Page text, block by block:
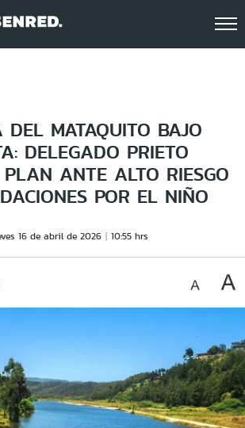
DEL MATAQUITO BAJO
DELEGADO PRIETO
ANTE ALTO RIESGO
POR EL NIÑO
16 de abril de 2026 10:55 hrs